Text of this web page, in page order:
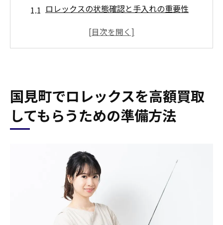
ロレックスの状態確認と手入れの重要性
付属品の保存が高額買取につながる理由
買取前に知っておくべき法的手続き
福島県伊達郡国見町でロレックスの価値を最大
化する秘訣
市場のトレンドを常に把握する方法
専門家による評価の重要性
希少性が買取価格に与える影響
ロレックスの歴史と価値の関連性
国見町でロレックスを高額買取
してもらうための準備方法